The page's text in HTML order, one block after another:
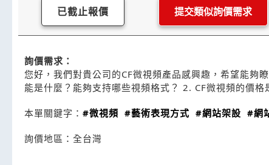
已截止報價 提交類似詢價需求
詢價需求：
您好，我們對貴公司的CF微視頻產品感興趣，希望能夠
能是什麼？能夠支持哪些視頻格式？ 2. CF微視頻的價
本單關鍵字： #微視頻 #藝術表現方式 #網站架設 #網
詢價地區： 全台灣